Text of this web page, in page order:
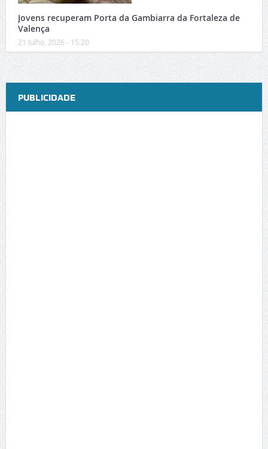
Jovens recuperam Porta da Gambiarra da Fortaleza de
Valença
21 Julho, 2026 - 15:20
PUBLICIDADE